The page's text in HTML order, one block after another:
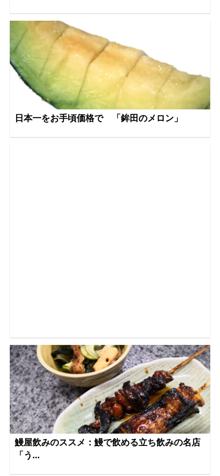
日本一をお手頃価格で 「鉾田のメロン」
鰻屋飲みのススメ：鰻で飲める立ち飲みの名店
「う...